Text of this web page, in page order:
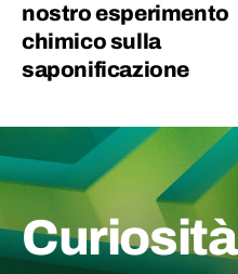
nostro esperimento
chimico sulla
saponificazione
Curiosità